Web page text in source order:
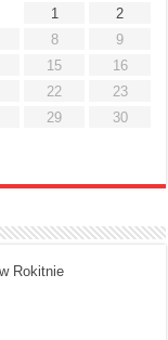
1
2
8
9
15
16
22
23
29
30
Rokitnie